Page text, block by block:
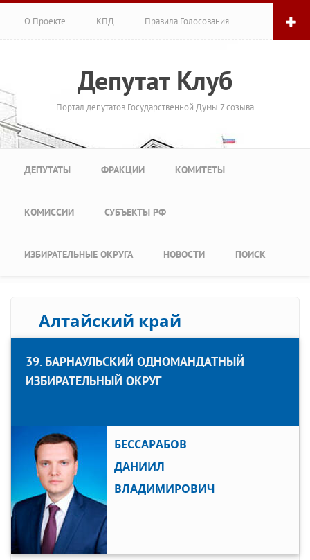
О Проекте КПД Правила Голосования
Депутат Клуб
Портал депутатов Государственной Думы 7 созыва
Главное меню
ДЕПУТАТЫ ФРАКЦИИ КОМИТЕТЫ
КОМИССИИ СУБЪЕКТЫ РФ
ИЗБИРАТЕЛЬНЫЕ ОКРУГА НОВОСТИ ПОИСК
Алтайский край
39. БАРНАУЛЬСКИЙ ОДНОМАНДАТНЫЙ
ИЗБИРАТЕЛЬНЫЙ ОКРУГ
БЕССАРАБОВ
ДАНИИЛ
ВЛАДИМИРОВИЧ